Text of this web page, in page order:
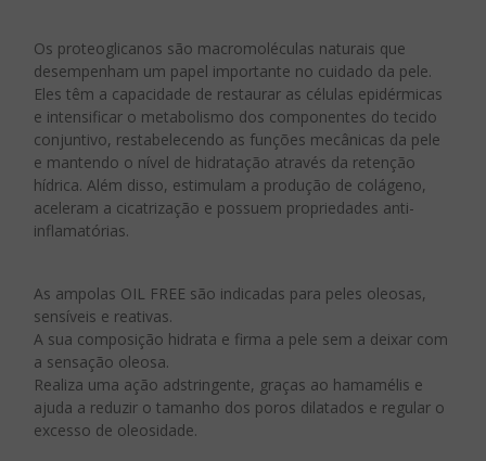
Os proteoglicanos são macromoléculas naturais que
desempenham um papel importante no cuidado da pele.
Eles têm a capacidade de restaurar as células epidérmicas
e intensificar o metabolismo dos componentes do tecido
conjuntivo, restabelecendo as funções mecânicas da pele
e mantendo o nível de hidratação através da retenção
hídrica. Além disso, estimulam a produção de colágeno,
aceleram a cicatrização e possuem propriedades anti-
inflamatórias.
As ampolas OIL FREE são indicadas para peles oleosas,
sensíveis e reativas.
A sua composição hidrata e firma a pele sem a deixar com
a sensação oleosa.
Realiza uma ação adstringente, graças ao hamamélis e
ajuda a reduzir o tamanho dos poros dilatados e regular o
excesso de oleosidade.